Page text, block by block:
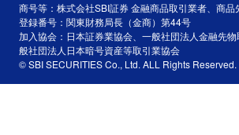
商号等：株式会社SBI証券 金融商品取引業者、商品
登録番号：関東財務局長（金商）第44号
加入協会：日本証券業協会、一般社団法人金融先
般社団法人日本暗号資産等取引業協会
© SBI SECURITIES Co., Ltd. ALL Rights Reserved.